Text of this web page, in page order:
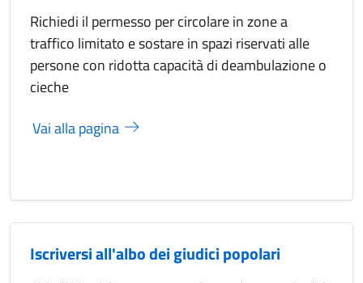
Richiedi il permesso per circolare in zone a
traffico limitato e sostare in spazi riservati alle
persone con ridotta capacità di deambulazione o
cieche
Vai alla pagina
Iscriversi all'albo dei giudici popolari